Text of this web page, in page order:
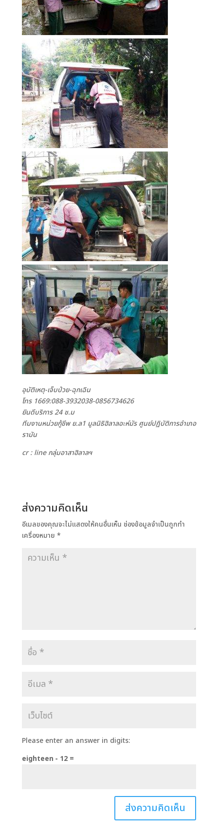
อุบัติเหตุ-เจ็บป่วย-ฉุกเฉิน
โทร 1669:088-3932038-0856734626
ยินดีบริการ 24 ช.ม
ทีมงานหน่วยกู้ชีพ ย.ล1 มูลนิธิฮิลาลอะห์มัร ศูนย์ปฏิบัติการอำเภอ
รามัน
cr : line กลุ่มอาสาฮิลาลฯ
ส่งความคิดเห็น
อีเมลของคุณจะไม่แสดงให้คนอื่นเห็น ช่องข้อมูลจำเป็นถูกทำ
เครื่องหมาย *
Please enter an answer in digits:
eighteen − 12 =